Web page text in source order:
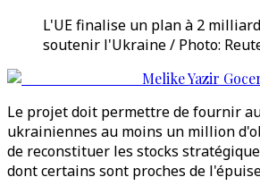
L'UE finalise un plan à 2
soutenir l'Ukraine / Photo:
Melike Yazir
Le projet doit permettre de fournir
ukrainiennes au moins un million
de reconstituer les stocks
dont certains sont proches de